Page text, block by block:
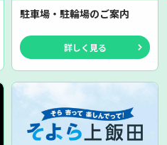
駐車場・駐輪場のご案内
詳しく見る